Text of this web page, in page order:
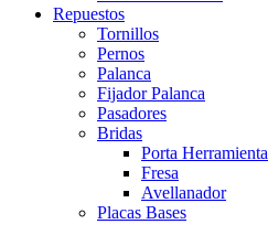
Repuestos
Tornillos
Pernos
Palanca
Fijador Palanca
Pasadores
Bridas
Porta Herramienta
Fresa
Avellanador
Placas Bases